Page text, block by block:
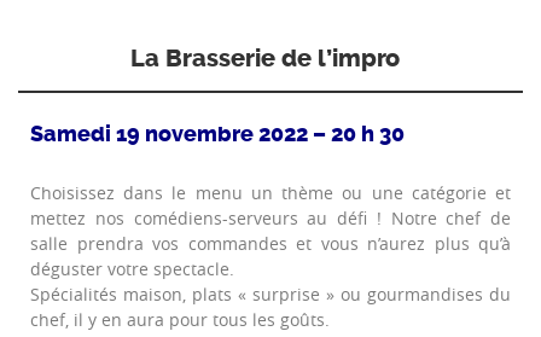
La Brasserie de l’impro
Samedi 19 novembre 2022 – 20 h 30
Choisissez dans le menu un thème ou une catégorie et
mettez nos comédiens-serveurs au défi ! Notre chef de
salle prendra vos commandes et vous n’aurez plus qu’à
déguster votre spectacle.
Spécialités maison, plats « surprise » ou gourmandises du
chef, il y en aura pour tous les goûts.